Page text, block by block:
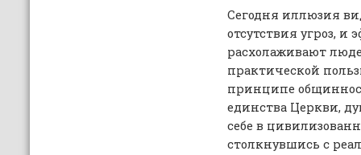
Сегодня иллюзия
отсутствия угроз,
расхолаживают
практической
принципе
единства Церкви,
себе в
столкнувшись с